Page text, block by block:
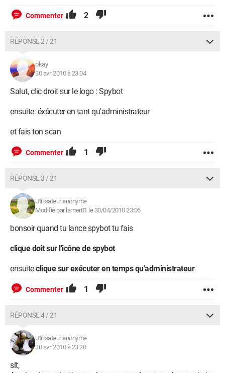
Commenter 2
RÉPONSE 2 / 21
okay
30 avr. 2010 à 23:04
Salut, clic droit sur le logo : Spybot
ensuite: éxécuter en tant qu'administrateur
et fais ton scan
Commenter 1
RÉPONSE 3 / 21
Utilisateur anonyme
Modifié par lamer01 le 30/04/2010 23:06
bonsoir quand tu lance spybot tu fais
clique doit sur l'icône de spybot
ensuiteclique sur exécuter en temps qu'administrateur
Commenter 1
RÉPONSE 4 / 21
Utilisateur anonyme
30 avr. 2010 à 23:20
slt,